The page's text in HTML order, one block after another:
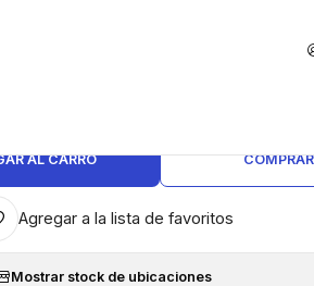
AL CARRO
Agregar a la lista de favoritos
Mostrar stock de ubicaciones